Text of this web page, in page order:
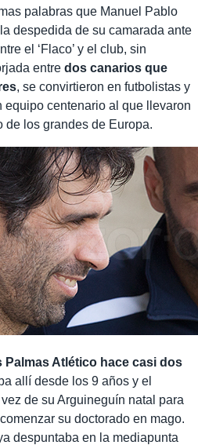
palabras que Manuel Pablo
despedida de su camarada ante
el ‘Flaco’ y el club, sin
entre dos canarios que
, se convirtieron en futbolistas y
equipo centenario al que llevaron
los grandes de Europa.
Palmas Atlético hace casi dos
allí desde los 9 años y el
de su Arguineguín natal para
su doctorado en mago.
despuntaba en la mediapunta